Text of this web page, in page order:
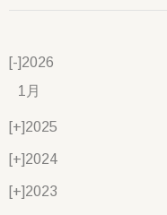
[-]2026
1月
[+]2025
[+]2024
[+]2023